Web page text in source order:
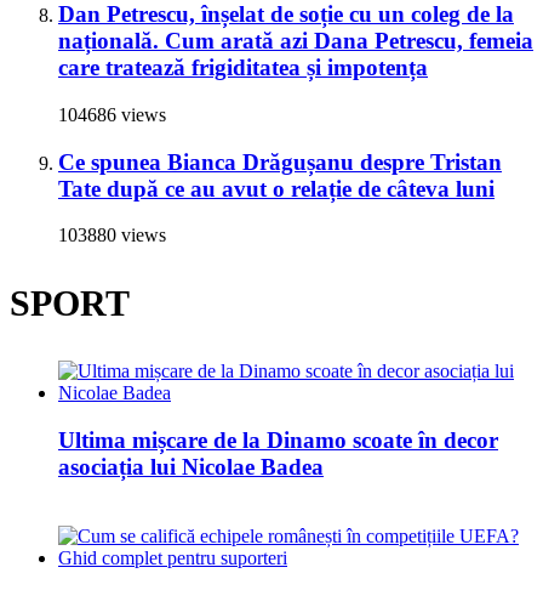
Dan Petrescu, înșelat de soție cu un coleg de la
națională. Cum arată azi Dana Petrescu, femeia
care tratează frigiditatea și impotența
104686 views
Ce spunea Bianca Drăgușanu despre Tristan
Tate după ce au avut o relație de câteva luni
103880 views
SPORT
Ultima mișcare de la Dinamo scoate în decor
asociația lui Nicolae Badea